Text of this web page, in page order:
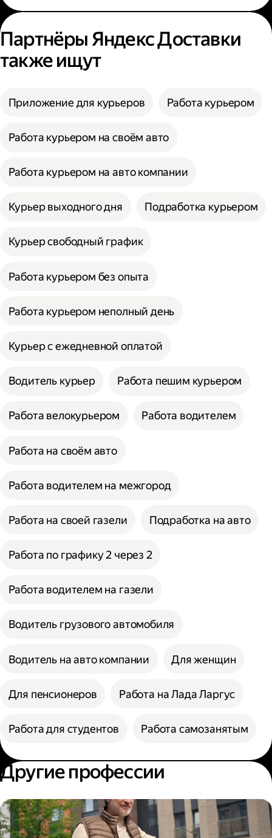
Партнёры Яндекс Доставки
также ищут
Приложение для курьеров Работа курьером
Работа курьером на своём авто
Работа курьером на авто компании
Курьер выходного дня Подработка курьером
Курьер свободный график
Работа курьером без опыта
Работа курьером неполный день
Курьер с ежедневной оплатой
Водитель курьер Работа пешим курьером
Работа велокурьером Работа водителем
Работа на своём авто
Работа водителем на межгород
Работа на своей газели Подработка на авто
Работа по графику 2 через 2
Работа водителем на газели
Водитель грузового автомобиля
Водитель на авто компании Для женщин
Для пенсионеров Работа на Лада Ларгус
Работа для студентов Работа самозанятым
Другие профессии